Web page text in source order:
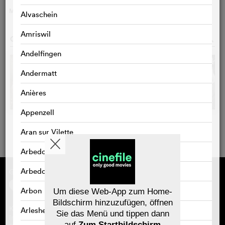
Alvaschein
Amriswil
Andelfingen
Andermatt
Anières
Appenzell
Aran sur Vilette
Arbedo
Arbedo-Castione
Arbon
Arlesheim
MEHR
GALERIE
Gefördert von
Kontakt
Registrieren/abonnieren
Newsletter
Häufig gestellte Fragen (FAQ)
Gutscheine
Um diese Web-App zum Home-
Bildschirm hinzuzufügen, öffnen
Sie das Menü und tippen dann